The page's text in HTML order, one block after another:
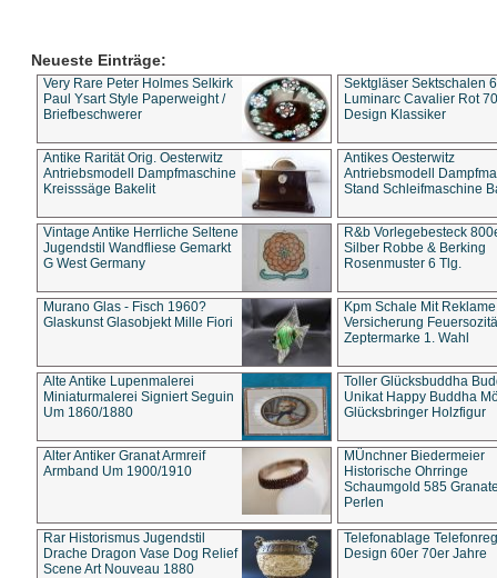
Neueste Einträge:
Very Rare Peter Holmes Selkirk
Paul Ysart Style Paperweight /
Briefbeschwerer
Sektgläser Sektschalen
Luminarc Cavalier Rot
Design Klassiker
Antike Rarität Orig. Oesterwitz
Antriebsmodell Dampfmaschine
Kreisssäge Bakelit
Antikes Oesterwitz
Antriebsmodell
Stand Schleifmaschine
Vintage Antike Herrliche Seltene
Jugendstil Wandfliese Gemarkt
G West Germany
R&b Vorlegebesteck
Silber Robbe & Berking
Rosenmuster 6 Tlg.
Murano Glas - Fisch 1960?
Glaskunst Glasobjekt Mille Fiori
Kpm Schale Mit Reklame
Versicherung
Zeptermarke 1. Wahl
Alte Antike Lupenmalerei
Miniaturmalerei Signiert Seguin
Um 1860/1880
Toller Glücksbuddha
Unikat Happy Buddha
Glücksbringer Holzfigur
Alter Antiker Granat Armreif
Armband Um 1900/1910
MÜnchner Biedermeier
Historische Ohrringe
Schaumgold 585
Perlen
Rar Historismus Jugendstil
Drache Dragon Vase Dog Relief
Scene Art Nouveau 1880
Telefonablage
Design 60er 70er Jahre